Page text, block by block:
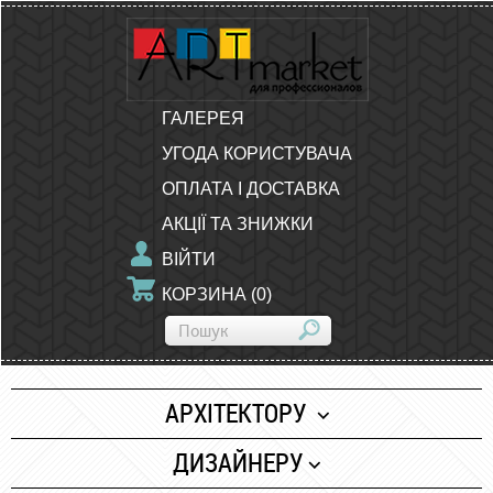
ГАЛЕРЕЯ
УГОДА КОРИСТУВАЧА
ОПЛАТА І ДОСТАВКА
АКЦІЇ ТА ЗНИЖКИ
ВІЙТИ
КОРЗИНА (0)
АРХІТЕКТОРУ
Папір
ДИЗАЙНЕРУ